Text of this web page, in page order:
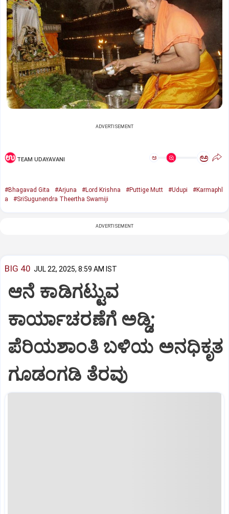
ADVERTISEMENT
TEAM UDAYAVANI ಅ ಅ
#Bhagavad Gita #Arjuna #Lord Krishna #Puttige Mutt #Udupi
#Karmaphl
a
#SriSugunendra Theertha Swamiji
ADVERTISEMENT
BIG 40 JUL 22, 2025, 8:59 AM IST
ಆನೆ ಕಾಡಿಗಟ್ಟುವ
ಕಾರ್ಯಾಚರಣೆಗೆ ಅಡ್ಡಿ;
ಪೆರಿಯಶಾಂತಿ ಬಳಿಯ ಅನಧಿಕೃತ
ಗೂಡಂಗಡಿ ತೆರವು